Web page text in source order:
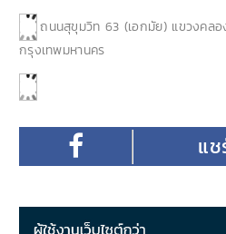
ถนนสุขุมวิท 63 (เอกมัย) แขวงคลอ
กรุงเทพมหานคร